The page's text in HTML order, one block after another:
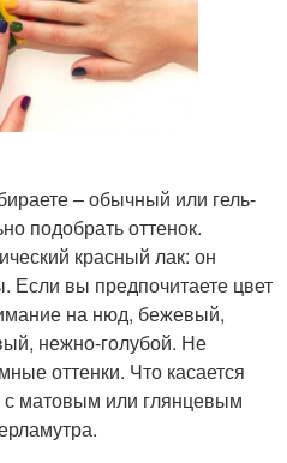
‒ обычный или гель-
подобрать оттенок.
красный лак: он
Если вы предпочитаете цвет
на нюд, бежевый,
нежно-голубой. Не
оттенки. Что касается
матовым или глянцевым